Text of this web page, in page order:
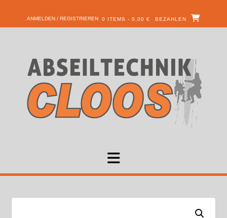
ANMELDEN / REGISTRIEREN 0 ITEMS - 0,00 € BEZAHLEN